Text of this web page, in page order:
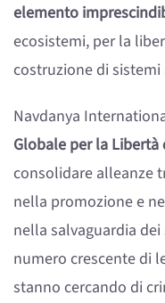
elemento
ecosistemi, per la
costruzione di
Navdanya
Globale per la Libertà
consolidare alleanze
nella promozione e
nella salvaguardia
numero crescente di
stanno cercando di